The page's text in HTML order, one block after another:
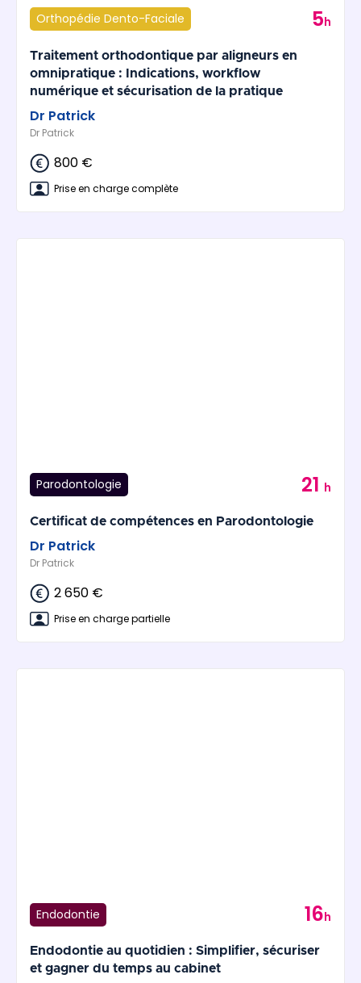
Orthopédie Dento-Faciale 5h
Traitement orthodontique par aligneurs en
omnipratique : Indications, workflow
numérique et sécurisation de la pratique
Dr Patrick
Dr Patrick
800 €
Prise en charge complète
Parodontologie 21 h
Certificat de compétences en Parodontologie
Dr Patrick
Dr Patrick
2 650 €
Prise en charge partielle
Endodontie 16h
Endodontie au quotidien : Simplifier, sécuriser
et gagner du temps au cabinet